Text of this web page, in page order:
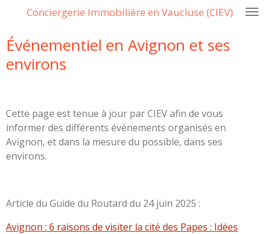
Passer
contenu
Conciergerie Immobilière en Vaucluse (CIEV)
Événementiel en Avignon et ses
environs
Cette page est tenue à jour par CIEV afin de vous
informer des différents événements organisés en
Avignon, et dans la mesure du possible, dans ses
environs.
Article du Guide du Routard du 24 juin 2025 :
Avignon : 6 raisons de visiter la cité des Papes : Idées